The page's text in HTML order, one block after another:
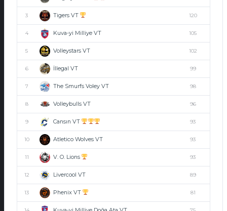
3 Tigers VT 120
4 Kuva-yi Milliye VT 105
5 Volleystars VT 102
6 İllegal VT 99
7 The Smurfs Voley VT 98
8 Volleybulls VT 96
9 Cansın VT 93
10 Atletico Wolves VT 93
11 V. O. Lions 93
12 Livercool VT 89
13 Phenix VT 81